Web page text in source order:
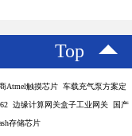
Top
Atmel触摸芯片 车载充气泵方案定
边缘计算网关盒子工业网关 国产
存储芯片